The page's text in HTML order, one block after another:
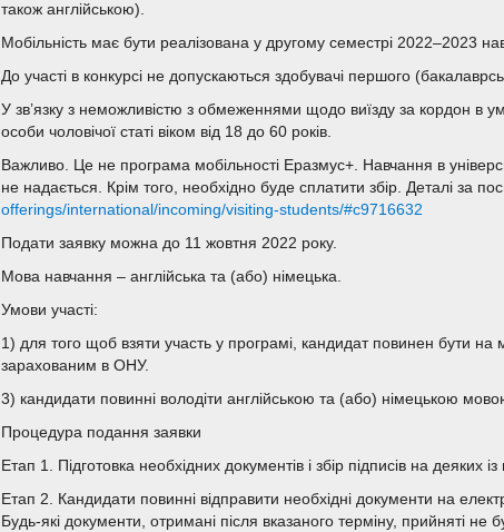
також англійською).
Мобільність має бути реалізована у другому семестрі 2022–2023
До участі в конкурсі не допускаються здобувачі першого
У зв’язку з неможливістю з обмеженнями щодо виїзду за кордон в
особи чоловічої статі віком від 18 до 60 років.
Важливо. Це не програма мобільності Еразмус+. Навчання в
не надається. Крім того, необхідно буде сплатити збір. Деталі за
offerings/international/incoming/visiting-students/#c9716632
Подати заявку можна до 11 жовтня 2022 року.
Мова навчання – англійська та (або) німецька.
Умови участі:
1) для того щоб взяти участь у програмі, кандидат повинен бути на
зарахованим в ОНУ.
3) кандидати повинні володіти англійською та (або) німецькою
Процедура подання заявки
Етап 1. Підготовка необхідних документів і збір підписів на деяких із
Етап 2. Кандидати повинні відправити необхідні документи на
Будь-які документи, отримані після вказаного терміну, прийняті